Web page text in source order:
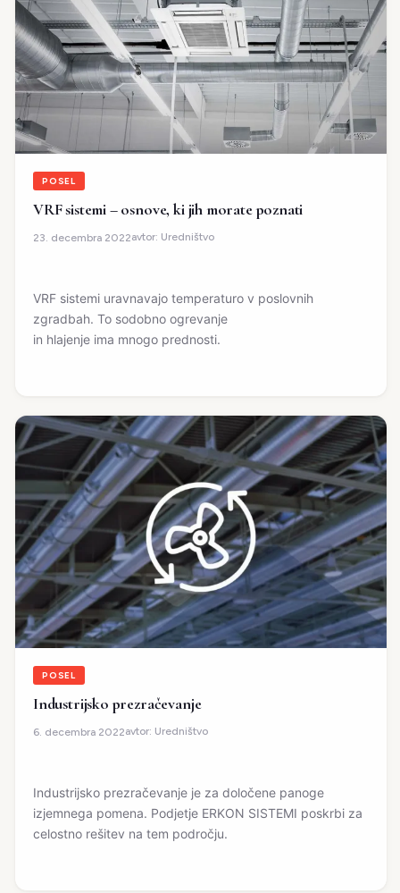
POSEL
VRF sistemi – osnove, ki jih morate poznati
23. decembra 2022avtor: Uredništvo
VRF sistemi uravnavajo temperaturo v poslovnih
zgradbah. To sodobno ogrevanje
in hlajenje ima mnogo prednosti.
POSEL
Industrijsko prezračevanje
6. decembra 2022avtor: Uredništvo
Industrijsko prezračevanje je za določene panoge
izjemnega pomena. Podjetje ERKON SISTEMI poskrbi za
celostno rešitev na tem področju.